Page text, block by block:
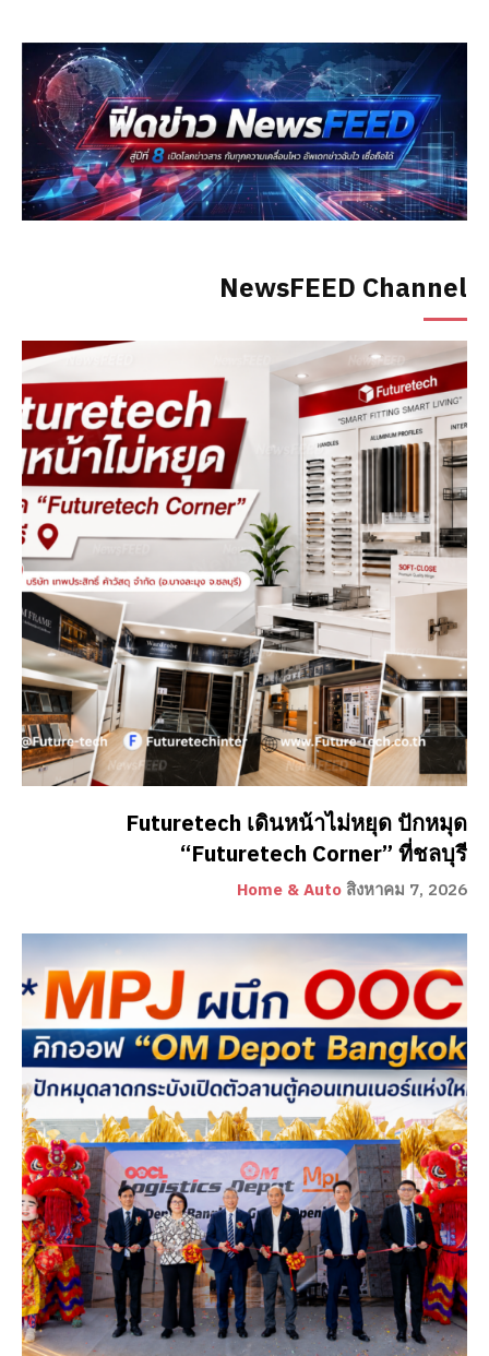
NewsFEED Channel
Futuretech เดินหน้าไม่หยุด ปักหมุด
“Futuretech Corner” ที่ชลบุรี
Home & Auto สิงหาคม 7, 2026